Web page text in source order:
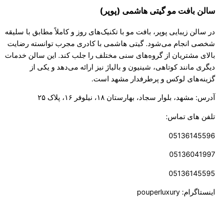
سالن بافت مو گیتی هاشمی (پوپر)
در سالن زیبایی پوپر، بافت مو با تکنیک‌های روز و کاملاً مطابق با سلیقه
شخصی انجام می‌شود. گیتی هاشمی با کادری مجرب توانسته رضایت
بالای مشتریان از گروه‌های سنی مختلف را جلب کند. این سالن خدمات
دیگری مانند کوتاهی، شینیون و بالیاژ نیز ارائه می‌دهد و یکی از
گزینه‌های لوکس و پرطرفدار مشهد است.
آدرس: مشهد، بلوار سجاد، بهارستان ۱۸، نیلوفر ۱۶، پلاک ۲۵
تلفن های تماس:
05136145596
05136041997
05136145595
اینستاگرام: pouperluxury